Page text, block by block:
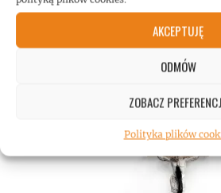
AKCEPTUJĘ
ODMÓW
ZOBACZ
Polityka plików